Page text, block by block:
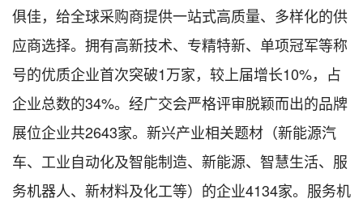
俱佳， 给全球采购商提供一站式高质量、多样化的供
应商选择。 拥有高新技术、专精特新、单项冠军等称
号的优质企业首次突破1万家，较上届增长10%，占
企业总数的34%。经广交会严格评审脱颖而出的品牌
展位企业共2643家。新兴产业相关题材（新能源汽
车、工业自动化及智能制造、新能源、智慧生活、服
务机器人、新材料及化工等）的企业4134家。服务机